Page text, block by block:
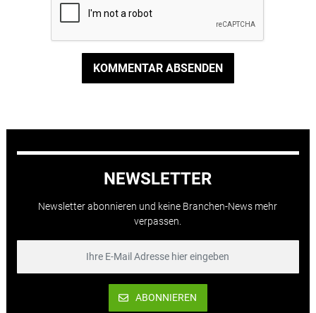
KOMMENTAR ABSENDEN
NEWSLETTER
Newsletter abonnieren und keine Branchen-News mehr
verpassen.
ABONNIEREN